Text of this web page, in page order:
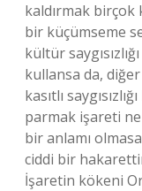
kaldırmak birçok
bir küçümseme
kültür
kullansa da,
kasıtlı
parmak işareti
bir anlamı
ciddi bir
İşaretin kökeni